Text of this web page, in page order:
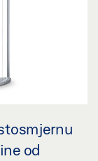
od